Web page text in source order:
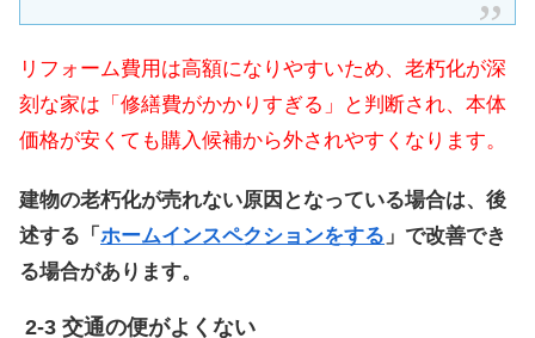
リフォーム費用は高額になりやすいため、老朽化が深
刻な家は「修繕費がかかりすぎる」と判断され、本体
価格が安くても購入候補から外されやすくなります。
建物の老朽化が売れない原因となっている場合は、後
述する「 ホームインスペクションをする 」で改善でき
る場合があります。
交通の便がよくない